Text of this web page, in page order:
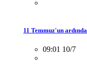
11 Temmuz'un
09:01 10/7